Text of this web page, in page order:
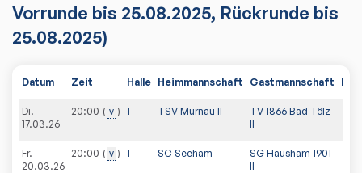
Vorrunde bis 25.08.2025, Rückrunde bis
25.08.2025)
Datum Zeit Halle Heimmannschaft Gastmannschaft PDF
Di.
17.03.26
20:00 v 1 TSV Murnau II
TV 1866 Bad Tölz
II
Fr.
20.03.26
20:00 v 1 SC Seeham
SG Hausham 1901
II